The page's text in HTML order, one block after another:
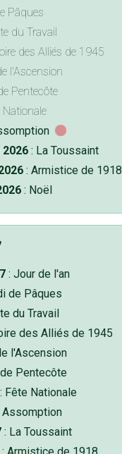
Pâques
du Travail
des Alliés de 1945
l'Ascension
Pentecôte
Nationale
: La Toussaint
: Armistice de 1918
: Noël
: Jour de l'an
de Pâques
du Travail
des Alliés de 1945
l'Ascension
Pentecôte
Fête Nationale
: La Toussaint
Armistice de 1918